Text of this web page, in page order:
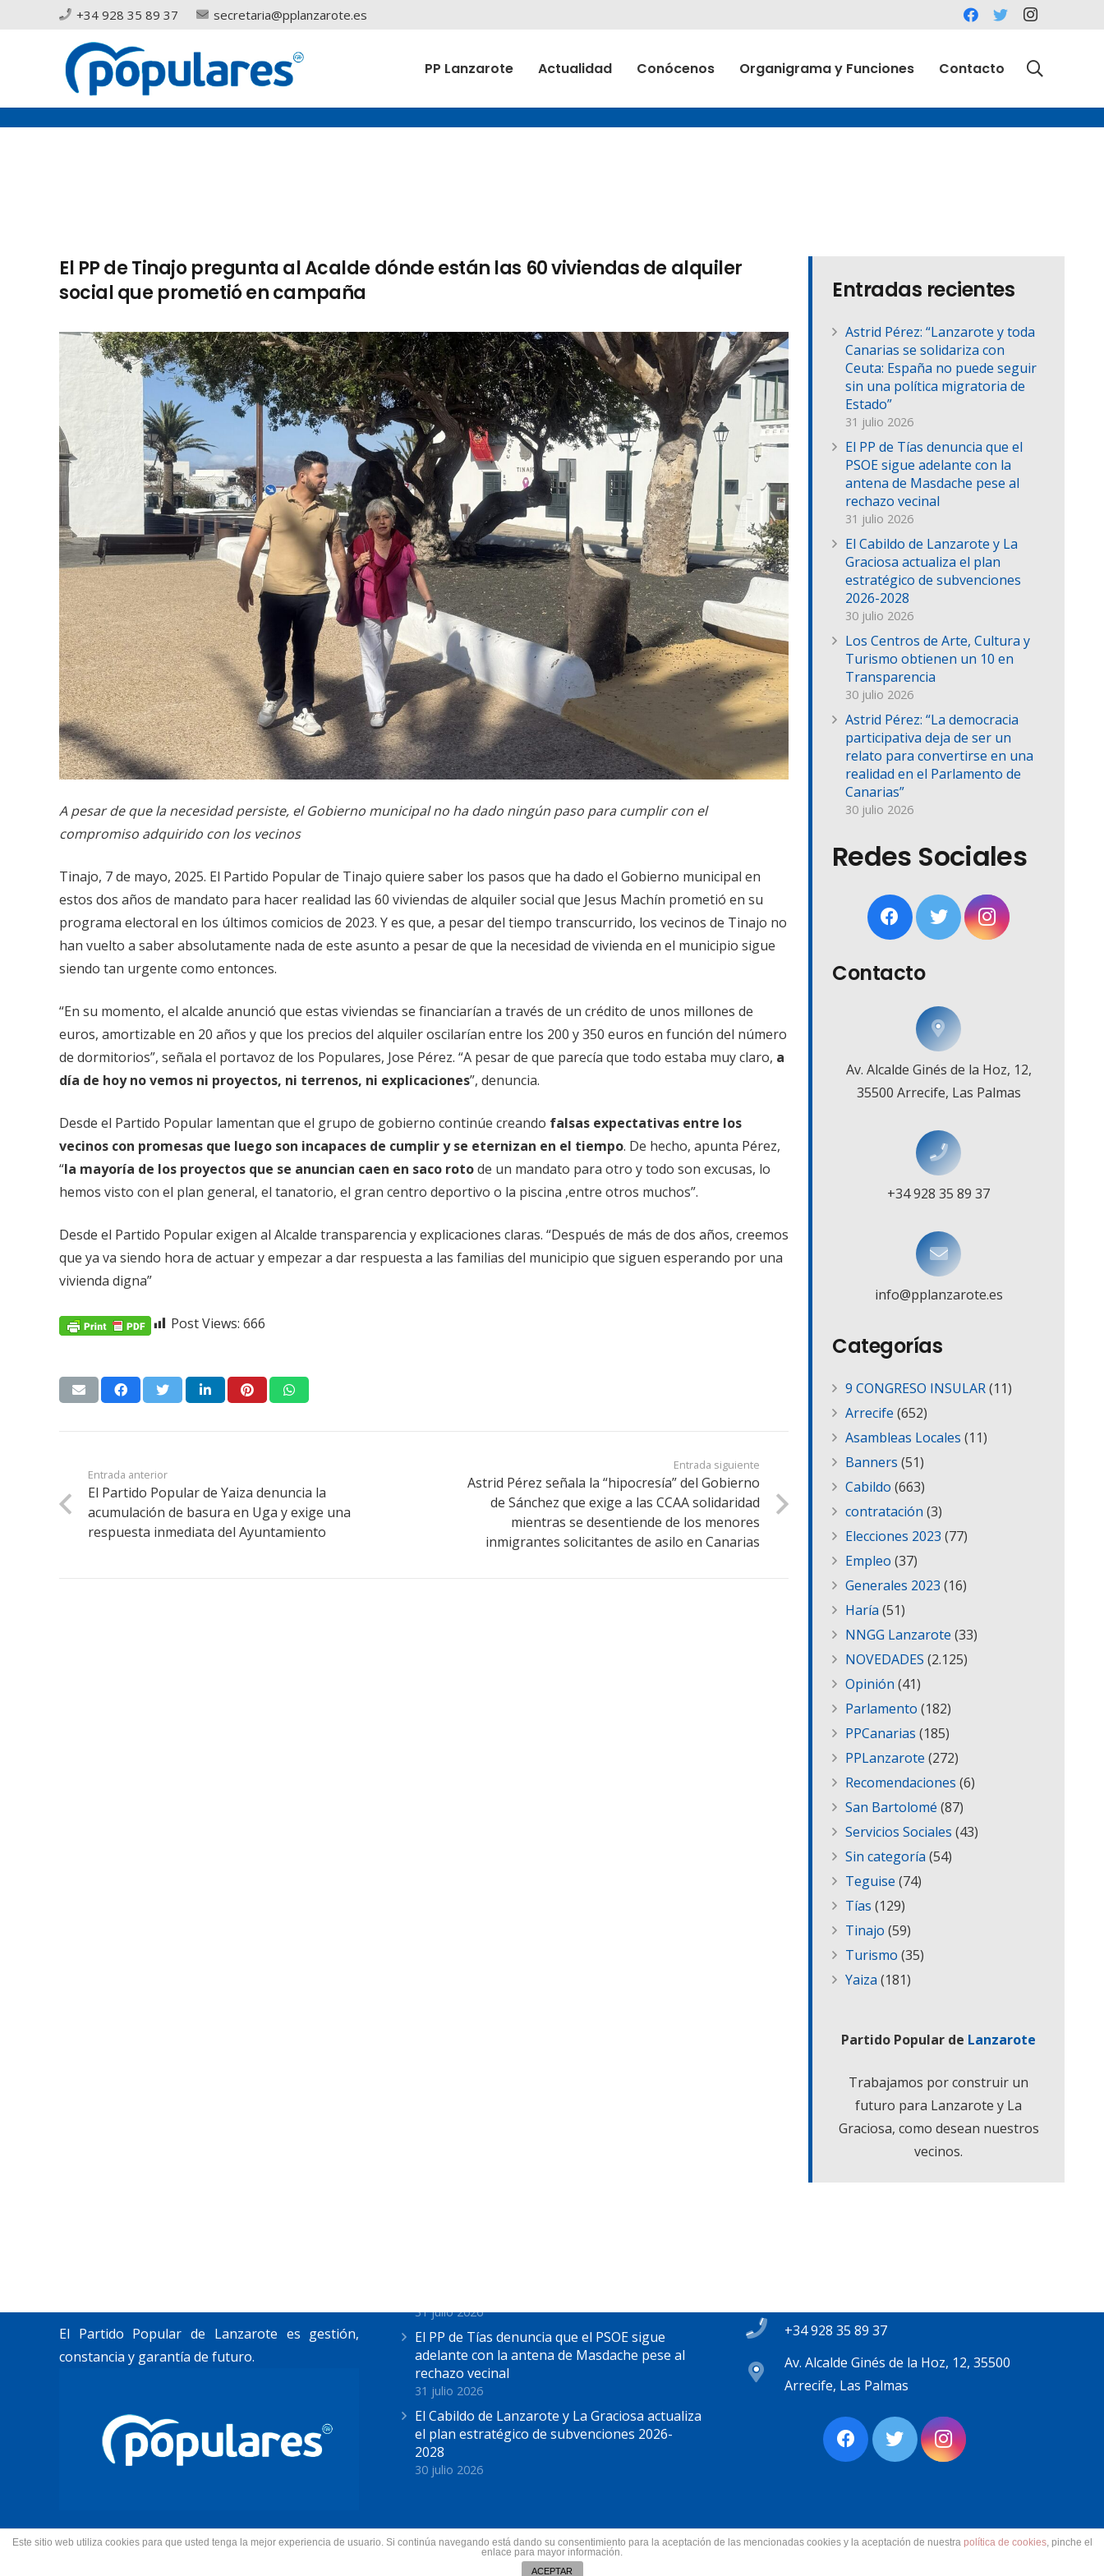
+34 928 35 89 37 secretaria@pplanzarote.es
PP Lanzarote Actualidad Conócenos Organigrama y Funciones Contacto
El PP de Tinajo pregunta al Acalde dónde están las 60 viviendas de alquiler
social que prometió en campaña
A pesar de que la necesidad persiste, el Gobierno municipal no ha dado ningún paso para cumplir con el
compromiso adquirido con los vecinos
Tinajo, 7 de mayo, 2025. El Partido Popular de Tinajo quiere saber los pasos que ha dado el Gobierno municipal en
estos dos años de mandato para hacer realidad las 60 viviendas de alquiler social que Jesus Machín prometió en su
programa electoral en los últimos comicios de 2023. Y es que, a pesar del tiempo transcurrido, los vecinos de Tinajo no
han vuelto a saber absolutamente nada de este asunto a pesar de que la necesidad de vivienda en el municipio sigue
siendo tan urgente como entonces.
“En su momento, el alcalde anunció que estas viviendas se financiarían a través de un crédito de unos millones de
euros, amortizable en 20 años y que los precios del alquiler oscilarían entre los 200 y 350 euros en función del número
de dormitorios”, señala el portavoz de los Populares, Jose Pérez. “A pesar de que parecía que todo estaba muy claro, a
día de hoy no vemos ni proyectos, ni terrenos, ni explicaciones”, denuncia.
Desde el Partido Popular lamentan que el grupo de gobierno continúe creando falsas expectativas entre los
vecinos con promesas que luego son incapaces de cumplir y se eternizan en el tiempo. De hecho, apunta Pérez,
“la mayoría de los proyectos que se anuncian caen en saco rotode un mandato para otro y todo son excusas, lo
hemos visto con el plan general, el tanatorio, el gran centro deportivo o la piscina ,entre otros muchos”.
Desde el Partido Popular exigen al Alcalde transparencia y explicaciones claras. “Después de más de dos años, creemos
que ya va siendo hora de actuar y empezar a dar respuesta a las familias del municipio que siguen esperando por una
vivienda digna”
Post Views: 666
Entrada anterior
El Partido Popular de Yaiza denuncia la
acumulación de basura en Uga y exige una
respuesta inmediata del Ayuntamiento
Entrada siguiente
Astrid Pérez señala la “hipocresía” del Gobierno
de Sánchez que exige a las CCAA solidaridad
mientras se desentiende de los menores
inmigrantes solicitantes de asilo en Canarias
Entradas recientes
Astrid Pérez: “Lanzarote y toda
Canarias se solidariza con
Ceuta: España no puede seguir
sin una política migratoria de
Estado”
31 julio 2026
El PP de Tías denuncia que el
PSOE sigue adelante con la
antena de Masdache pese al
rechazo vecinal
31 julio 2026
El Cabildo de Lanzarote y La
Graciosa actualiza el plan
estratégico de subvenciones
2026-2028
30 julio 2026
Los Centros de Arte, Cultura y
Turismo obtienen un 10 en
Transparencia
30 julio 2026
Astrid Pérez: “La democracia
participativa deja de ser un
relato para convertirse en una
realidad en el Parlamento de
Canarias”
30 julio 2026
Redes Sociales
Contacto
Av. Alcalde Ginés de la Hoz, 12,
35500 Arrecife, Las Palmas
+34 928 35 89 37
info@pplanzarote.es
Categorías
9 CONGRESO INSULAR(11)
Arrecife (652)
Asambleas Locales (11)
Banners (51)
Cabildo (663)
contratación (3)
Elecciones 2023 (77)
Empleo (37)
Generales 2023 (16)
Haría (51)
NNGG Lanzarote (33)
NOVEDADES (2.125)
Opinión (41)
Parlamento (182)
PPCanarias (185)
PPLanzarote (272)
Recomendaciones (6)
San Bartolomé (87)
Servicios Sociales (43)
Sin categoría (54)
Teguise (74)
Tías (129)
Tinajo (59)
Turismo (35)
Yaiza (181)
Partido Popular de Lanzarote
Trabajamos por construir un
futuro para Lanzarote y La
Graciosa, como desean nuestros
vecinos.
El Partido Popular de Lanzarote es gestión,
constancia y garantía de futuro.
31 julio 2026
El PP de Tías denuncia que el PSOE sigue
adelante con la antena de Masdache pese al
rechazo vecinal
31 julio 2026
El Cabildo de Lanzarote y La Graciosa actualiza
el plan estratégico de subvenciones 2026-
2028
30 julio 2026
+34 928 35 89 37
Av. Alcalde Ginés de la Hoz, 12, 35500
Arrecife, Las Palmas
© 2022 Partido Popular de Lanzarote.
Todos los derechos reservados.
Este sitio web utiliza cookies para que usted tenga la mejor experiencia de usuario. Si continúa navegando está dando su consentimiento para la aceptación de las mencionadas cookies y la aceptación de nuestra política de cookies, pinche el
enlace para mayor información.
ACEPTAR